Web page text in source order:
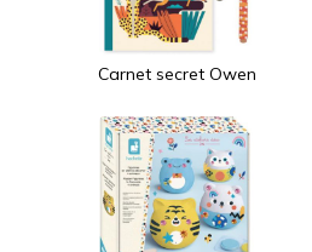
Carnet secret Owen